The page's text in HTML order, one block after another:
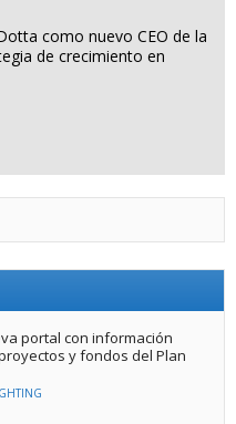
como nuevo CEO de la
de crecimiento en
portal con información
y fondos del Plan